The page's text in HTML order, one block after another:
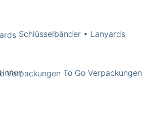
Schlüsselbänder • Lanyards
To Go Verpackungen